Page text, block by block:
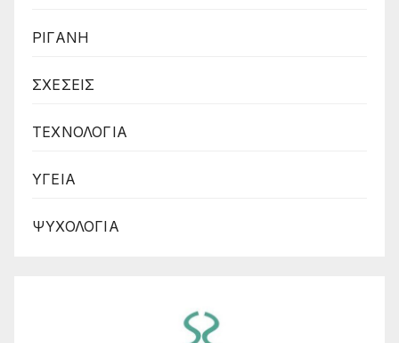
ΡΙΓΑΝΗ
ΣΧΕΣΕΙΣ
ΤΕΧΝΟΛΟΓΙΑ
ΥΓΕΙΑ
ΨΥΧΟΛΟΓΙΑ